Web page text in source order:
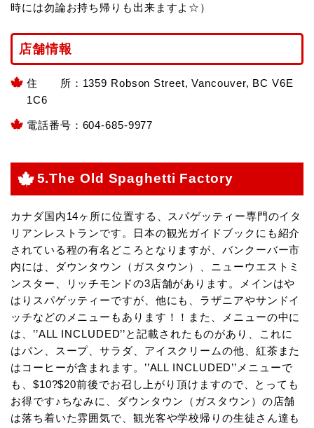
時には勿論お持ち帰りも出来ますよ☆）
店舗情報
住 所：1359 Robson Street, Vancouver, BC V6E
1C6
電話番号：604-685-9977
5.The Old Spaghetti Factory
カナダ国内14ヶ所に位置する、スパゲッティー専門のイタ
リアンレストランです。日本の観光ガイドブックにも紹介
されている程の有名どころとなりますが、バンクーバー市
内には、ダウンタウン（ガスタウン）、ニューウエストミ
ンスター、リッチモンドの3店舗があります。メインはや
はりスパゲッティーですが、他にも、ラザニアやサンドイ
ッチなどのメニューもあります！！また、メニューの中に
は、’’ALL INCLUDED’’と記載されたものがあり、これに
はパン、スープ、サラダ、アイスクリームの他、紅茶また
はコーヒーが含まれます。’’ALL INCLUDED’’メニューで
も、$10?$20前後でお召し上がり頂けますので、とっても
お得です♪ちなみに、ダウンタウン（ガスタウン）の店舗
は落ち着いた雰囲気で、観光客や学校帰りの生徒さん達も